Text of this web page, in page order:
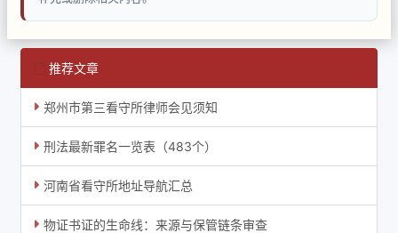
推荐文章
郑州市第三看守所律师会见须知
刑法最新罪名一览表（483个）
河南省看守所地址导航汇总
物证书证的生命线：来源与保管链条审查